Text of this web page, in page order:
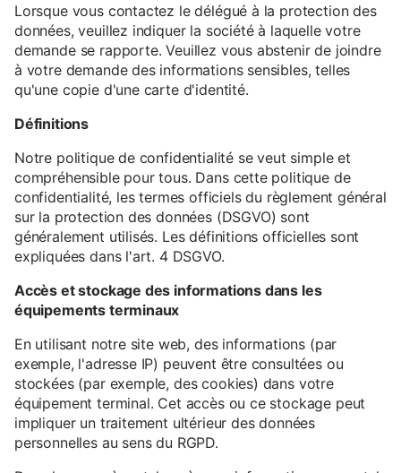
Lorsque vous contactez le délégué à la protection des
données, veuillez indiquer la société à laquelle votre
demande se rapporte. Veuillez vous abstenir de joindre
à votre demande des informations sensibles, telles
qu'une copie d'une carte d'identité.
Définitions
Notre politique de confidentialité se veut simple et
compréhensible pour tous. Dans cette politique de
confidentialité, les termes officiels du règlement général
sur la protection des données (DSGVO) sont
généralement utilisés. Les définitions officielles sont
expliquées dans l'art. 4 DSGVO.
Accès et stockage des informations dans les
équipements terminaux
En utilisant notre site web, des informations (par
exemple, l'adresse IP) peuvent être consultées ou
stockées (par exemple, des cookies) dans votre
équipement terminal. Cet accès ou ce stockage peut
impliquer un traitement ultérieur des données
personnelles au sens du RGPD.